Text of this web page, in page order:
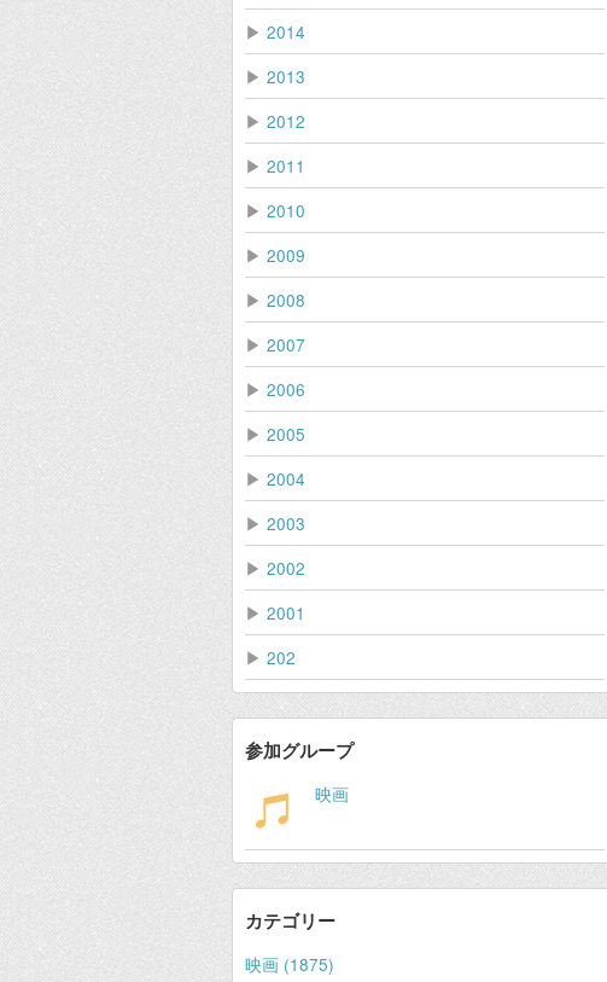
▶ 2014
▶ 2013
▶ 2012
▶ 2011
▶ 2010
▶ 2009
▶ 2008
▶ 2007
▶ 2006
▶ 2005
▶ 2004
▶ 2003
▶ 2002
▶ 2001
▶ 202
参加グループ
映画
カテゴリー
映画 (1875)